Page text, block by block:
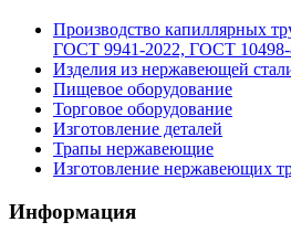
Производство капиллярных
ГОСТ 9941-2022, ГОСТ 10498-
Изделия из нержавеющей
Пищевое оборудование
Торговое оборудование
Изготовление деталей
Трапы нержавеющие
Изготовление нержавеющих
Информация